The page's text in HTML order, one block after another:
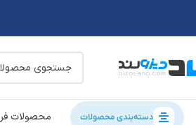
دسته‌بندی محصولات محصولات